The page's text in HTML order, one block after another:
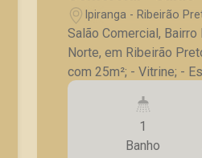
Ipiranga - Ribeirão
Salão Comercial, Bairro
Norte, em Ribeirão Preto/SP
com 25m²; - Vitrine; - Escritório; - Copa;
- Banheiro; - Lavanderia; - Porta de aço;
- Principal avenida
A Piramid tem como
seus clientes com
1
Banho